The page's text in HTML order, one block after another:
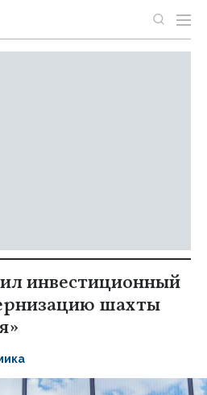
инвестиционный
шахты